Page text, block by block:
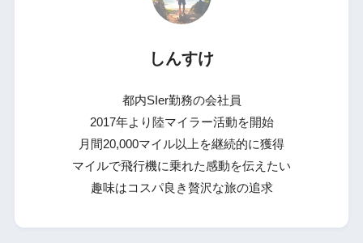
しんすけ
都内SIer勤務の会社員
2017年より陸マイラー活動を開始
月間20,000マイル以上を継続的に獲得
マイルで飛行機に乗れた感動を伝えたい
趣味はコスパ良き贅沢な旅の追求